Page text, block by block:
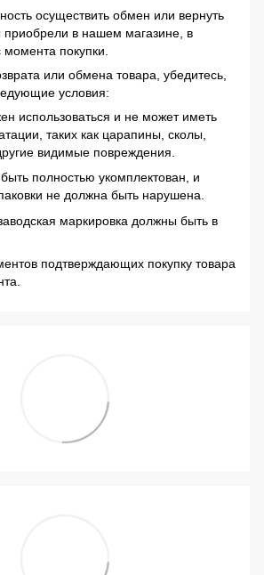
осуществить обмен или вернуть
приобрели в нашем магазине, в
покупки.
или обмена товара, убедитесь,
условия:
использоваться и не может иметь
таких как царапины, сколы,
видимые повреждения.
полностью укомплектован, и
не должна быть нарушена.
маркировка должны быть в
подтверждающих покупку товара